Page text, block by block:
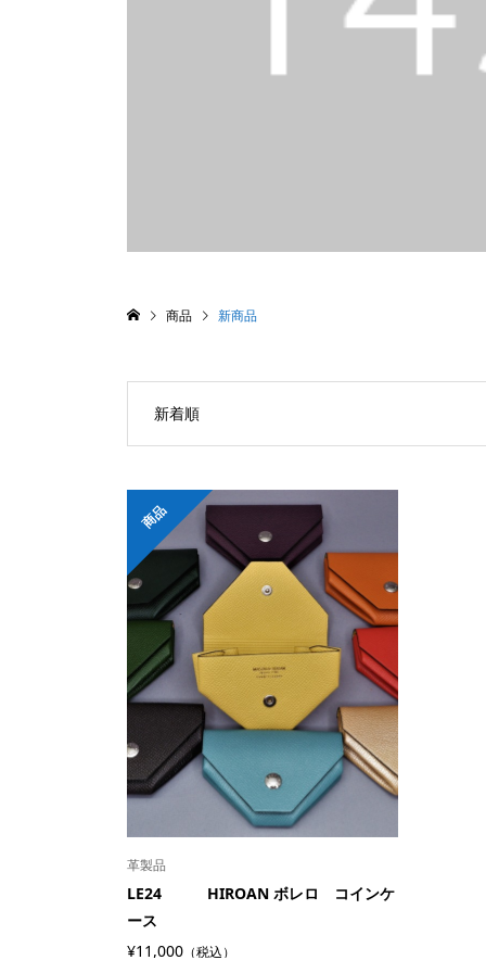
商品 新商品
新着順
商品
革製品
LE24 HIROAN ボレロ コインケ
ース
¥11,000 （税込）